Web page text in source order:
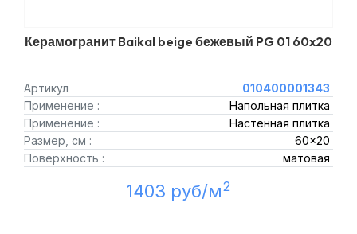
Керамогранит Baikal beige бежевый PG 01 60x20
Артикул
010400001343
Применение :
Напольная плитка
Применение :
Настенная плитка
Размер, см :
60x20
Поверхность :
матовая
1403 руб/м2